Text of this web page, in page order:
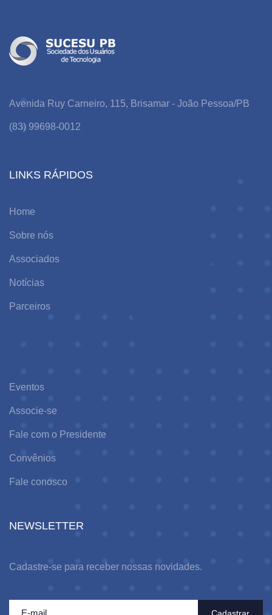
Avenida Ruy Carneiro, 115, Brisamar - João Pessoa/PB
(83) 99698-0012
LINKS RÁPIDOS
Home
Sobre nós
Associados
Notícias
Parceiros
Eventos
Associe-se
Fale com o Presidente
Convênios
Fale conosco
NEWSLETTER
Cadastre-se para receber nossas novidades.